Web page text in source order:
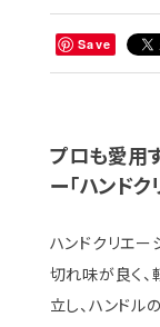
Save
プロも愛用
ー「ハンドク
ハンドクリエー
切れ味が良く、
立し、ハンド